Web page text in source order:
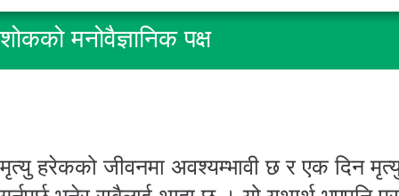
शोकको मनोवैज्ञानिक पक्ष
मृत्यु हरेकको जीवनमा अवश्यम्भावी छ र एक दिन